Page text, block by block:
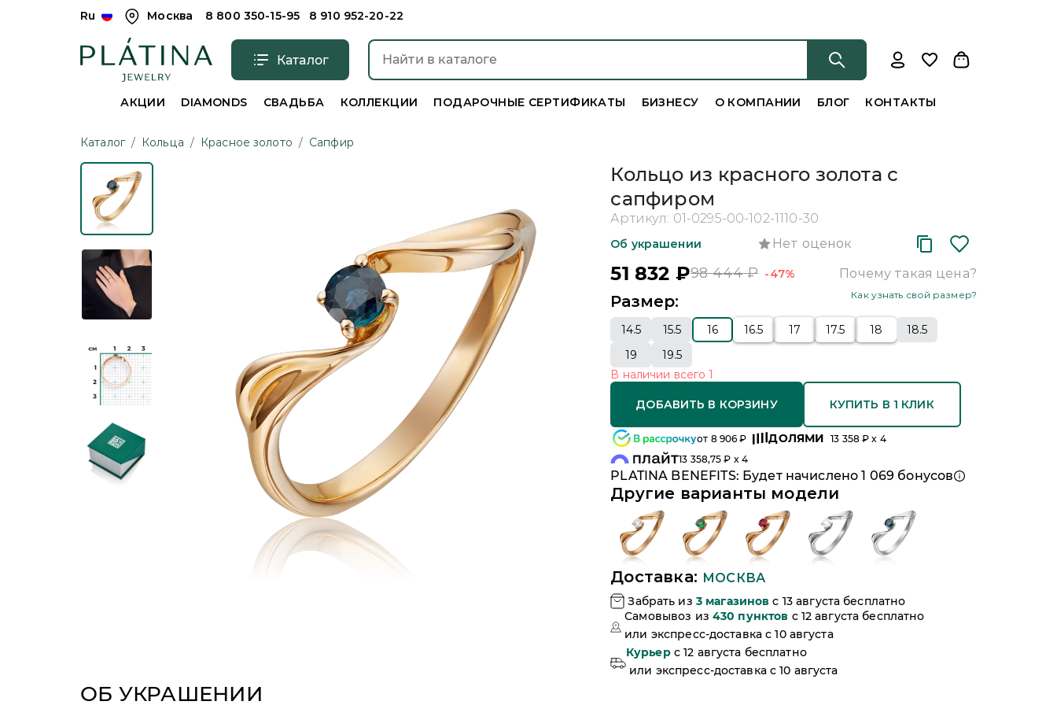
Ru Москва 8 800 350-15-95 8 910 952-20-22
Каталог
АКЦИИ DIAMONDS СВАДЬБА КОЛЛЕКЦИИ ПОДАРОЧНЫЕ СЕРТИФИКАТЫ БИЗНЕСУ О КОМПАНИИ БЛОГ КОНТАКТЫ
Каталог / Кольца / Красное золото / Сапфир
Кольцо из красного золота с
сапфиром
Артикул: 01-0295-00-102-1110-30
Об украшении Нет оценок
51 832 ₽98 444₽ -47% Почему такая цена?
Размер: Как узнать свой размер?
14.5 15.5 16 16.5 17 17.5 18
18.5
19
19.5
В наличии всего1
ДОБАВИТЬ В КОРЗИНУ КУПИТЬ В 1 КЛИК
от 8 906 ₽ ДОЛЯМИ 13 358₽ x 4
13 358,75 ₽ x 4
PLATINA BENEFITS: Будет начислено1 069 бонусов
Другие варианты модели
Доставка: МОСКВА
Забрать из 3 магазинов c 13 августа бесплатно
Самовывоз из 430 пунктов c 12 августа бесплатно
или экспресс-доставка c 10 августа
Курьер c 12 августа бесплатно
или экспресс-доставка c 10 августа
ОБ УКРАШЕНИИ